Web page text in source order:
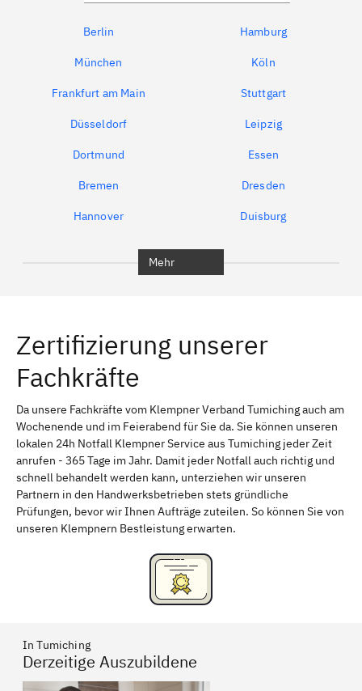
Berlin Hamburg
München Köln
Frankfurt am Main Stuttgart
Düsseldorf Leipzig
Dortmund Essen
Bremen Dresden
Hannover Duisburg
Erlangen Bamberg
Bayreuth
Schweinfurt Passau
Freising Rudelsdorf, Mittelfranken
Mehr
Zertifizierung unserer
Fachkräfte
Da unsere Fachkräfte vom Klempner Verband Tumiching auch am
Wochenende und im Feierabend für Sie da. Sie können unseren
lokalen 24h Notfall Klempner Service aus Tumiching jeder Zeit
anrufen - 365 Tage im Jahr. Damit jeder Notfall auch richtig und
schnell behandelt werden kann, unterziehen wir unseren
Partnern in den Handwerksbetrieben stets gründliche
Prüfungen, bevor wir Ihnen Aufträge zuteilen. So können Sie von
unseren Klempnern Bestleistung erwarten.
In Tumiching
Derzeitige Auszubildene